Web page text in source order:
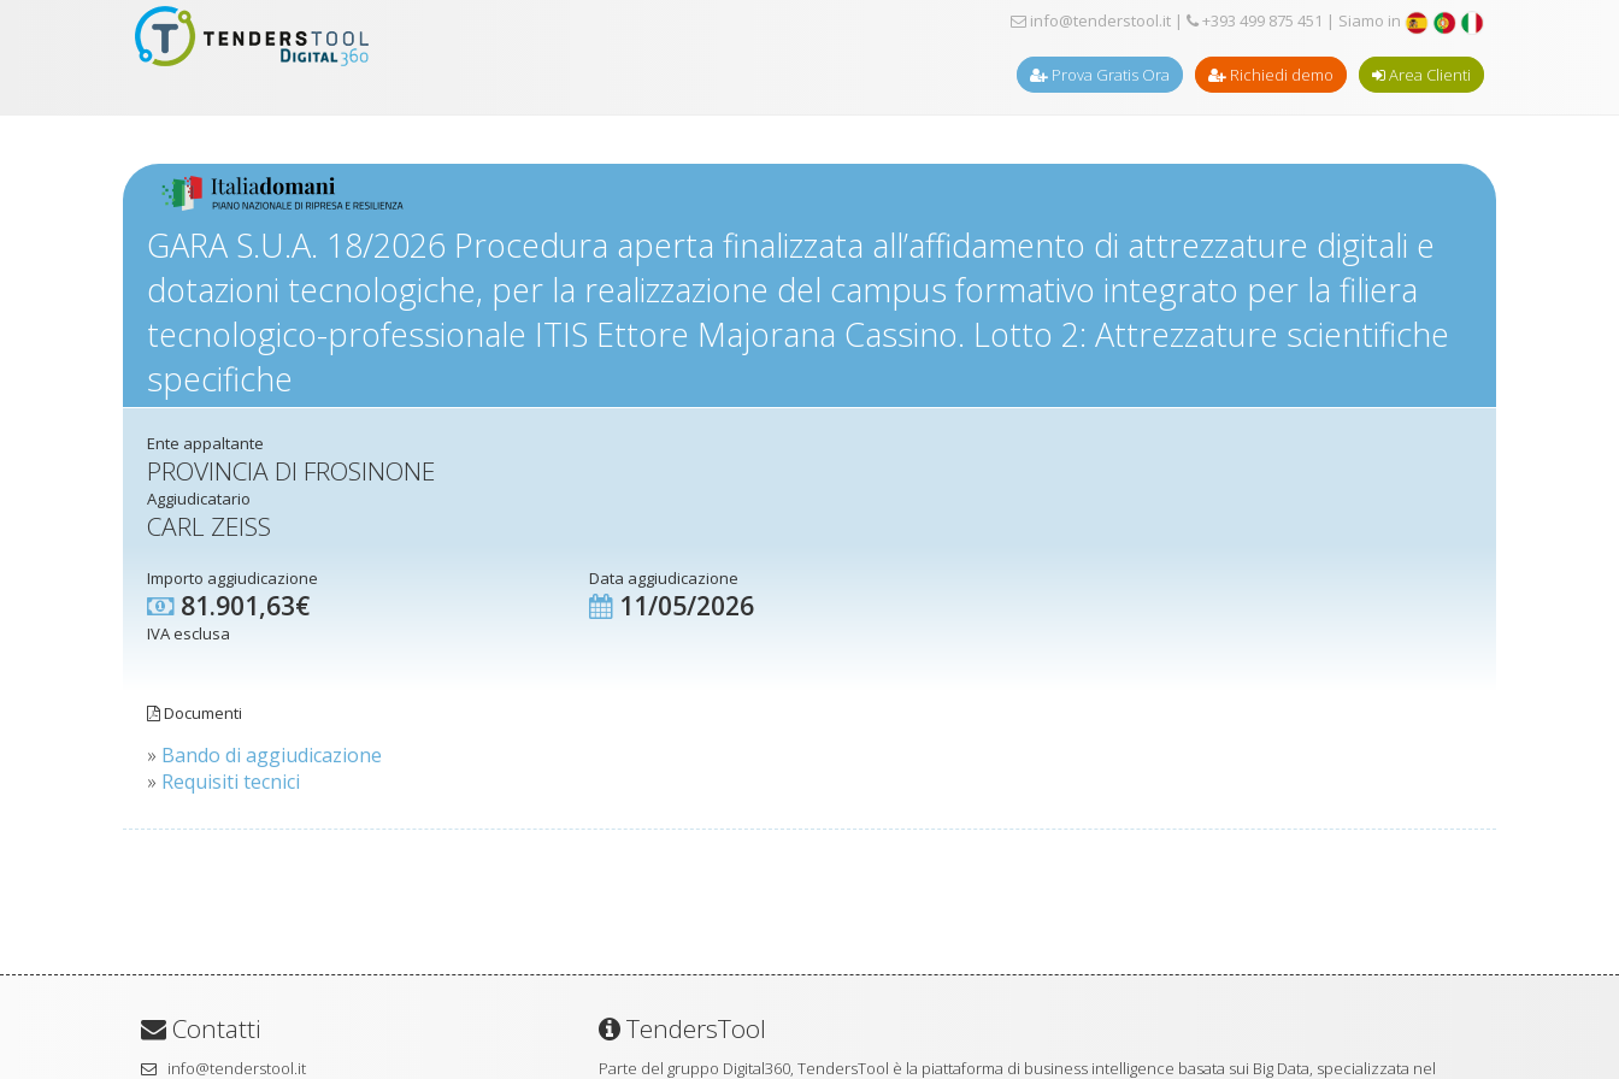
info@tenderstool.it | +393 499 875 451 | Siamo in
Prova Gratis Ora Richiedi demo Area Clienti
GARA S.U.A. 18/2026 Procedura aperta finalizzata all’affidamento di attrezzature digitali e
dotazioni tecnologiche, per la realizzazione del campus formativo integrato per la filiera
tecnologico-professionale ITIS Ettore Majorana Cassino. Lotto 2: Attrezzature scientifiche
specifiche
Ente appaltante
PROVINCIA DI FROSINONE
Aggiudicatario
CARL ZEISS
Importo aggiudicazione
81.901,63€
IVA esclusa
Data aggiudicazione
11/05/2026
Documenti
» Bando di aggiudicazione
» Requisiti tecnici
Contatti
info@tenderstool.it
TendersTool
Parte del gruppo Digital360, TendersTool è la piattaforma di business intelligence basata sui Big Data, specializzata nel